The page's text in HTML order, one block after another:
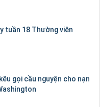
tuần 18 Thường viên
gọi cầu nguyện cho nạn